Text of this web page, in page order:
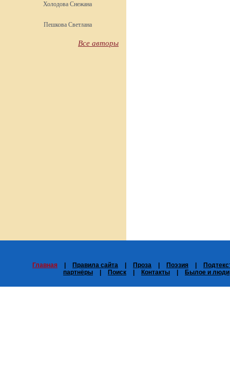
Холодова Снежана
Пешкова Светлана
Все авторы
Главная Правила сайта Проза Поэзия
партнёры
Поиск Контакты Былое и люди